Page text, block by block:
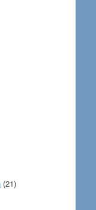
(21)